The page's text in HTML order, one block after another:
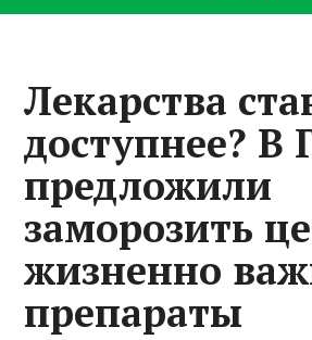
Лекарства
доступнее? В
предложили
заморозить
жизненно
препараты